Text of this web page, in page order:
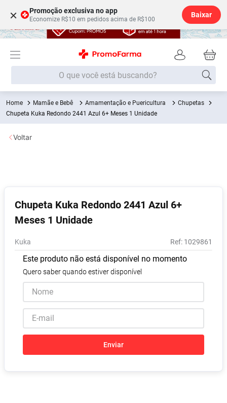
× Promoção exclusiva no app
Economize R$10 em pedidos acima de R$100
Baixar
O que você está buscando?
Mamãe e Bebê Amamentação e Puericultura
Chupetas
Chupeta Kuka Redondo 2441 Azul 6+ Meses 1 Unidade
Chupeta Kuka Redondo 2441 Azul 6+
Meses 1 Unidade
Kuka : 1029861
Este produto não está disponível no momento
Quero saber quando estiver disponível
Enviar
Voltar
Termos mais buscados
1º Fralda
2
6 º Desodorante
7º Shampoo
9º Pampers Confort Sec
10º Lavitan